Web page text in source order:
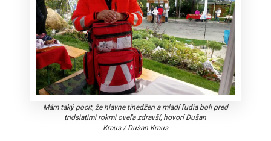
Mám taký pocit, že hlavne tínedžeri a mladí ľudia boli pred
tridsiatimi rokmi oveľa zdravší, hovorí Dušan
Kraus/Dušan Kraus